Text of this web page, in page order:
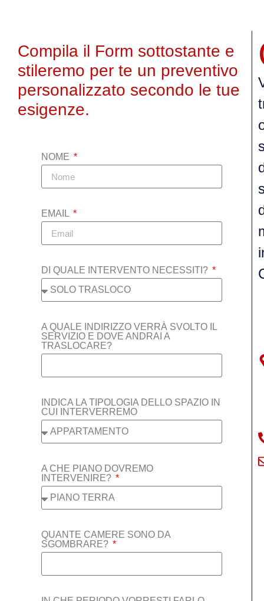
Compila il Form sottostante e
stileremo per te un preventivo
personalizzato secondo le tue
esigenze.
NOME
EMAIL
DI QUALE INTERVENTO NECESSITI?
A QUALE INDIRIZZO VERRÀ SVOLTO IL
SERVIZIO E DOVE ANDRAI A
TRASLOCARE?
INDICA LA TIPOLOGIA DELLO SPAZIO IN
CUI INTERVERREMO
A CHE PIANO DOVREMO
INTERVENIRE?
QUANTE CAMERE SONO DA
SGOMBRARE?